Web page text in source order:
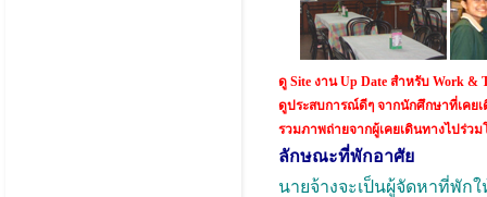
ดู Site งาน Up Date สำหรับ Work
ดูประสบการณ์ดีๆ จากนักศึกษาที่เคย
รวมภาพถ่ายจากผู้เคยเดินทางไปร่วม
ลักษณะที่พักอาศัย
นายจ้างจะเป็นผู้จัดหาที่พั